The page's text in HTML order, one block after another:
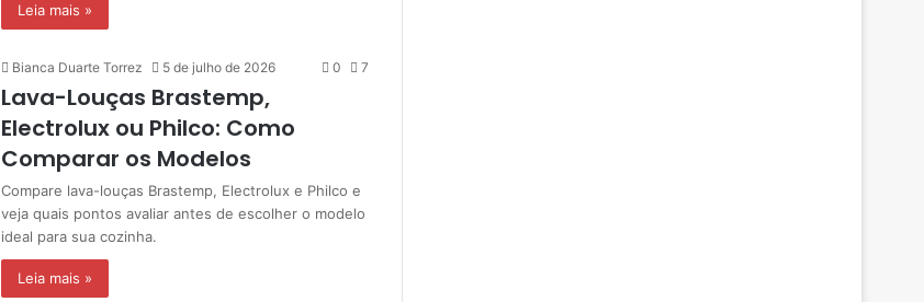
Leia mais »
Bianca Duarte Torrez 5 de julho de 2026 0 7
Lava-Louças Brastemp,
Electrolux ou Philco: Como
Comparar os Modelos
Compare lava-louças Brastemp, Electrolux e Philco e
veja quais pontos avaliar antes de escolher o modelo
ideal para sua cozinha.
Leia mais »